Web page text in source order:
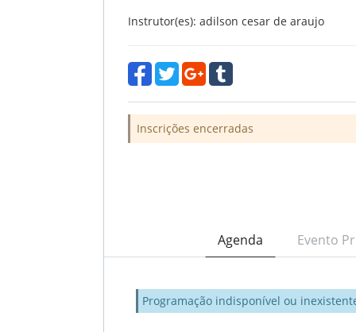
Instrutor(es): adilson cesar de araujo
Inscrições encerradas
Agenda Evento
Programação indisponível ou